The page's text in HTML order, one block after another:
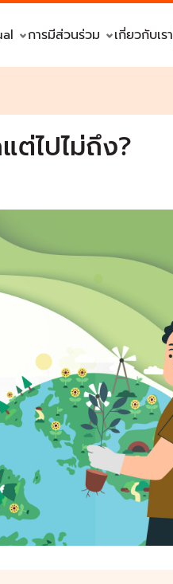
การมีส่วนร่วม เกี่ยวกับเรา
ต่ไปไม่ถึง?